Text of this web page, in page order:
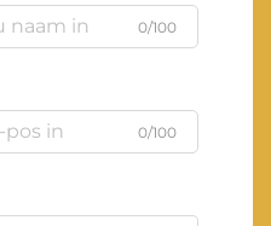
0/100
0/100